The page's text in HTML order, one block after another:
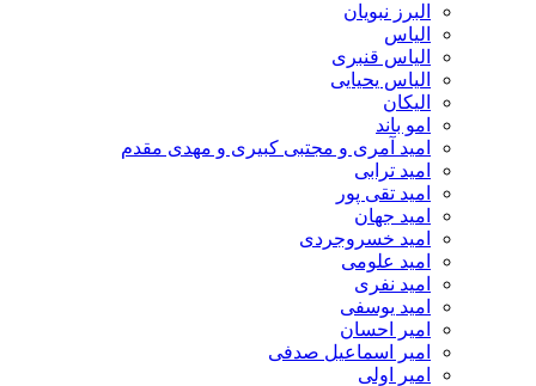
البرز نبویان
الیاس قنبرى
الیاس یحیایی
امید آمری و مجتبی کبیری و مهدى مقدم
امید تقی پور
امید خسروجردی
امید علومی
امید یوسفی
امیر احسان
امیر اسماعیل صدفی